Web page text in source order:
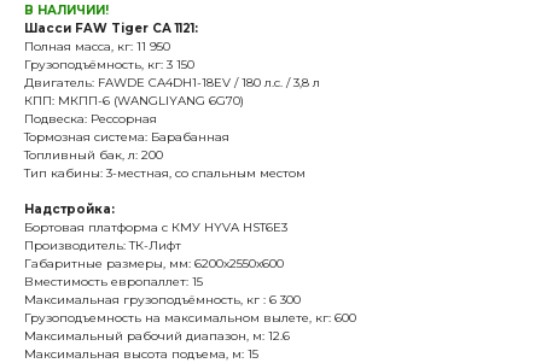
В НАЛИЧИИ!
Шасси FAW Tiger СА 1121:
Полная масса, кг: 11 950
Грузоподъёмность, кг: 3 150
Двигатель: FAWDE CA4DH1-18EV / 180 л.с. / 3,8 л
КПП: МКПП-6 (WANGLIYANG 6G70)
Подвеска: Рессорная
Тормозная система: Барабанная
Топливный бак, л: 200
Тип кабины: 3-местная, со спальным местом
Надстройка:
Бортовая платформа с КМУ HYVA HST6E3
Производитель: ТК-Лифт
Габаритные размеры, мм: 6200x2550x600
Вместимость европаллет: 15
Максимальная грузоподъёмность, кг : 6 300
Грузоподъемность на максимальном вылете, кг: 600
Максимальный рабочий диапазон, м: 12.6
Максимальная высота подъема, м: 15